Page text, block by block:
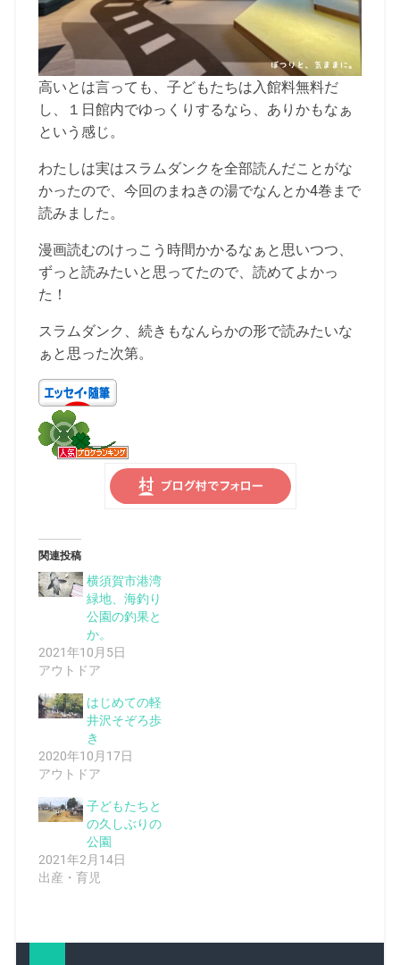
高いとは言っても、子どもたちは入館料無料だ
し、１日館内でゆっくりするなら、ありかもなぁ
という感じ。
わたしは実はスラムダンクを全部読んだことがな
かったので、今回のまねきの湯でなんとか4巻まで
読みました。
漫画読むのけっこう時間かかるなぁと思いつつ、
ずっと読みたいと思ってたので、読めてよかっ
た！
スラムダンク、続きもなんらかの形で読みたいな
ぁと思った次第。
関連投稿
横須賀市港湾
緑地、海釣り
公園の釣果と
か。
2021年10月5日
アウトドア
はじめての軽
井沢そぞろ歩
き
2020年10月17日
アウトドア
子どもたちと
の久しぶりの
公園
2021年2月14日
出産・育児